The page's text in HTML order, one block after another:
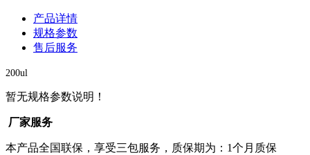
产品详情
规格参数
售后服务
200ul
暂无规格参数说明！
厂家服务
本产品全国联保，享受三包服务，质保期为：1个月质保